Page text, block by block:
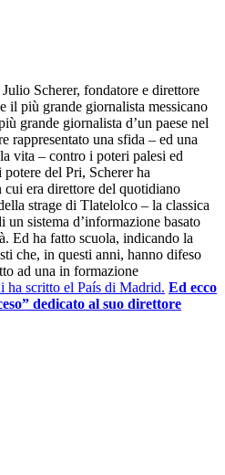
Scherer, fondatore e direttore
il più grande giornalista messicano
grande giornalista d’un paese nel
rappresentato una sfida – ed una
vita – contro i poteri palesi ed
del Pri, Scherer ha
era direttore del quotidiano
strage di Tlatelolco – la classica
sistema d’informazione basato
Ed ha fatto scuola, indicando la
che, in questi anni, hanno difeso
ad una in formazione
ha scritto el País di Madrid. Ed ecco
dedicato al suo direttore